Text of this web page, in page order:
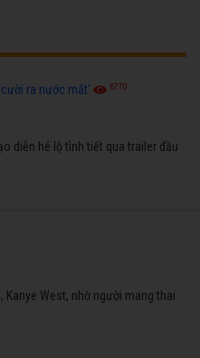
ra nước mắt' 6770
diễn hé lộ tình tiết qua trailer đầu
West, nhờ người mang thai